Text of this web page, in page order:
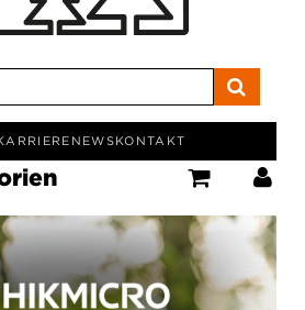
NEWSKONTAKT